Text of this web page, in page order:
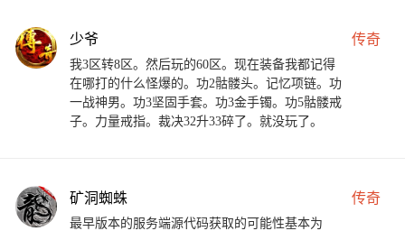
少爷 传奇
我3区转8区。然后玩的60区。现在装备我都记得
在哪打的什么怪爆的。功2骷髅头。记忆项链。功
一战神男。功3坚固手套。功3金手镯。功5骷髅戒
子。力量戒指。裁决32升33碎了。就没玩了。
矿洞蜘蛛 传奇
最早版本的服务端源代码获取的可能性基本为